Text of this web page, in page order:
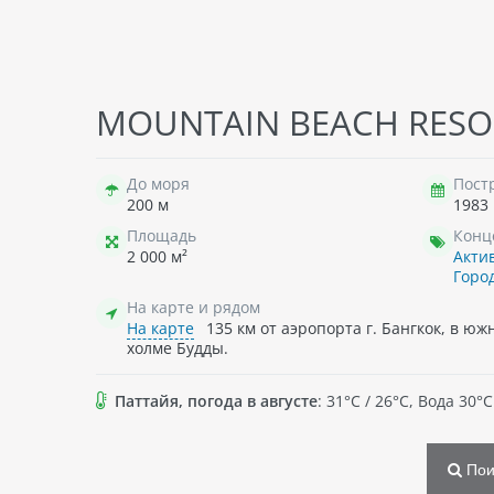
MOUNTAIN BEACH
До моря
200 м
1983
Площадь
2 000 м²
На карте и рядом
На карте
135 км от аэропорта г. Бангкок, в
холме Будды.
Паттайя, погода в августе: 31°C / 26°C, Вода
→